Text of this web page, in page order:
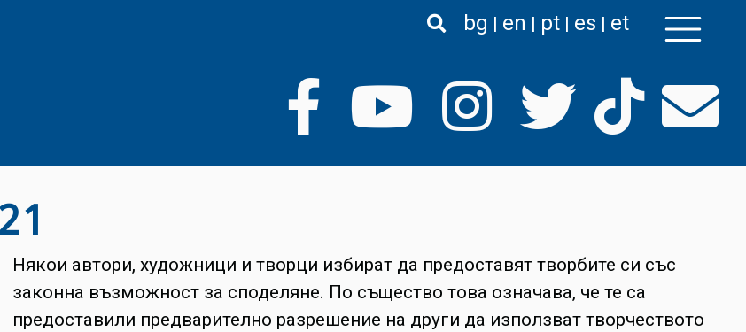
bg en pt es et
Някои автори, художници и творци избират да предоставят творбите си със
законна възможност за споделяне. По същество това означава, че те са
предоставили предварително разрешение на други да използват творчеството